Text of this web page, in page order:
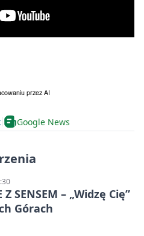
Google News
SENSEM – „Widzę Cię”
Górach